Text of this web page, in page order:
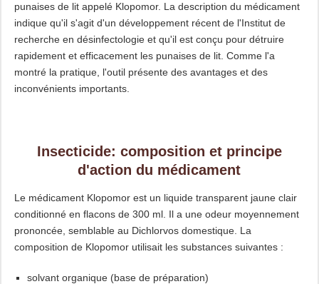
punaises de lit appelé Klopomor. La description du médicament
indique qu'il s'agit d'un développement récent de l'Institut de
recherche en désinfectologie et qu'il est conçu pour détruire
rapidement et efficacement les punaises de lit. Comme l'a
montré la pratique, l'outil présente des avantages et des
inconvénients importants.
Insecticide: composition et principe
d'action du médicament
Le médicament Klopomor est un liquide transparent jaune clair
conditionné en flacons de 300 ml. Il a une odeur moyennement
prononcée, semblable au Dichlorvos domestique. La
composition de Klopomor utilisait les substances suivantes :
solvant organique (base de préparation)